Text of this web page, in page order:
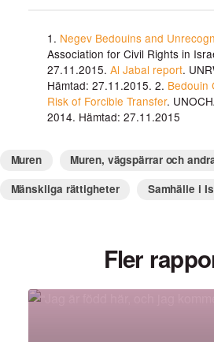
1. Negev Bedouins and
Association for Civil Rights in
27.11.2015. Al Jabal report.
Hämtad: 27.11.2015. 2. Bedouin
Risk of Forcible Transfer.
2014. Hämtad: 27.11.2015
Muren
Muren, vägspärrar och
Mänskliga rättigheter
Samhälle i
Fler